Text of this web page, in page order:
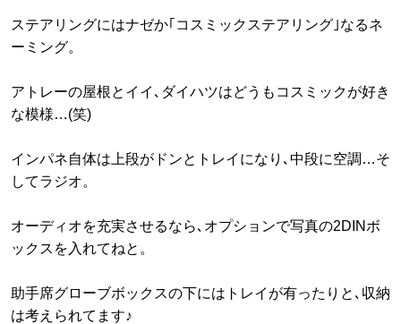
ステアリングにはナゼか｢コスミックステアリング｣なるネ
ーミング。
アトレーの屋根とイイ､ダイハツはどうもコスミックが好き
な模様…(笑)
インパネ自体は上段がドンとトレイになり､中段に空調…そ
してラジオ。
オーディオを充実させるなら､オプションで写真の2DINボ
ックスを入れてねと。
助手席グローブボックスの下にはトレイが有ったりと､収納
は考えられてます♪